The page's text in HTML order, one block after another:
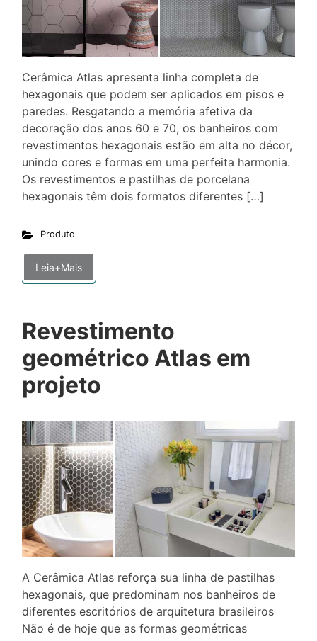
Cerâmica Atlas apresenta linha completa de
hexagonais que podem ser aplicados em pisos e
paredes. Resgatando a memória afetiva da
decoração dos anos 60 e 70, os banheiros com
revestimentos hexagonais estão em alta no décor,
unindo cores e formas em uma perfeita harmonia.
Os revestimentos e pastilhas de porcelana
hexagonais têm dois formatos diferentes […]
Produto
Leia+Mais
Revestimento
geométrico Atlas em
projeto
A Cerâmica Atlas reforça sua linha de pastilhas
hexagonais, que predominam nos banheiros de
diferentes escritórios de arquitetura brasileiros
Não é de hoje que as formas geométricas